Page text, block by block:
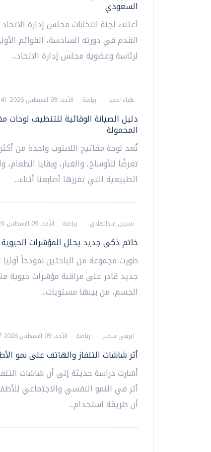
السعودي
أعلنت لجنة انتخابات مجلس إدارة
القدم في دورته السادسة، القوائم
لرئاسة وعضوية مجلس إدارة الاتحاد...
هناء احمد رياضة الأحد، 09 اغسطس 2026 12:41 م
دليل الصيانة الوقائية للتنظيف لوحات
المحمولة
تُعد لوحة مفاتيح اللابتوب واحدة من
تعرضًا للأوساخ، والغبار، وبقايا الطعام،
الطبيعية التي تفرزها أصابعنا أثناء...
شيرين عبدالهادي رياضة الأحد، 09 اغسطس 2026 12:38 م
خاتم ذكى جديد يحلل المؤشرات
طورت مجموعة من الباحثين نموذجاً
جديد قادر على مراقبة مؤشرات حيوية
الجسم، من بينها مستويات...
ايرينى سمير رياضة الأحد، 09 اغسطس 2026 12:37 م
أثر شاشات التلفاز والهاتف على نمو
أشارت دراسة حديثة إلى أن شاشات
أثر في النمو النفسي والاجتماعي
أن طريقة استخدام...